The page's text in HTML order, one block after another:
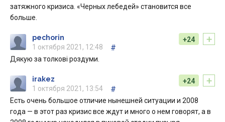
затяжного кризиса. «Черных лебедей» становится все
больше.
+
+24
pechorin
1 октября 2021, 12:48
#
Дякую за толкові роздуми.
+
+24
irakez
1 октября 2021, 13:54
#
Есть очень большое отличие нынешней ситуации и 2008
года — в этот раз кризис все ждут и много о нем говорят, а в